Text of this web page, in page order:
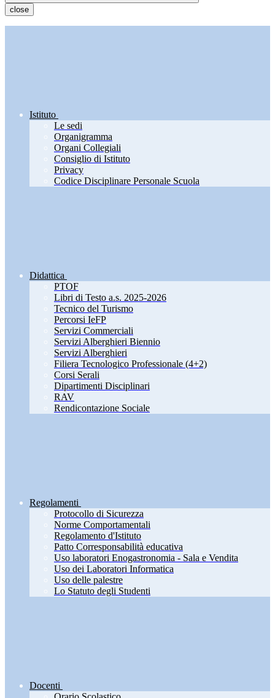
close
Istituto
Le sedi
Organigramma
Organi Collegiali
Consiglio di Istituto
Privacy
Codice Disciplinare Personale Scuola
Didattica
PTOF
Libri di Testo a.s. 2025-2026
Tecnico del Turismo
Percorsi IeFP
Servizi Commerciali
Servizi Alberghieri Biennio
Servizi Alberghieri
Filiera Tecnologico Professionale (4+2)
Corsi Serali
Dipartimenti Disciplinari
RAV
Rendicontazione Sociale
Regolamenti
Protocollo di Sicurezza
Norme Comportamentali
Regolamento d'Istituto
Patto Corresponsabilità educativa
Uso laboratori Enogastronomia - Sala e Vendita
Uso dei Laboratori Informatica
Uso delle palestre
Lo Statuto degli Studenti
Docenti